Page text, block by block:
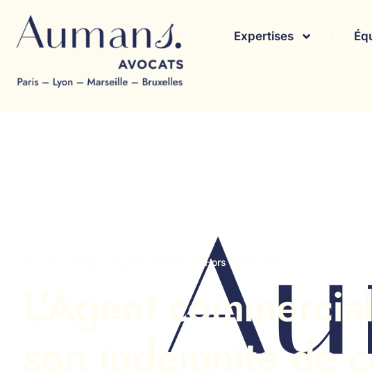
Expertises
Agent commercial (Hors Immobilier)
L’Agent
son indemnité de